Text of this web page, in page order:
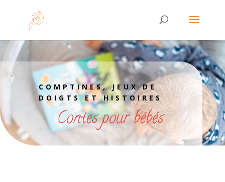
COMPTINES, JEUX DE
DOIGTS ET HISTOIRES
Contes pour bébés